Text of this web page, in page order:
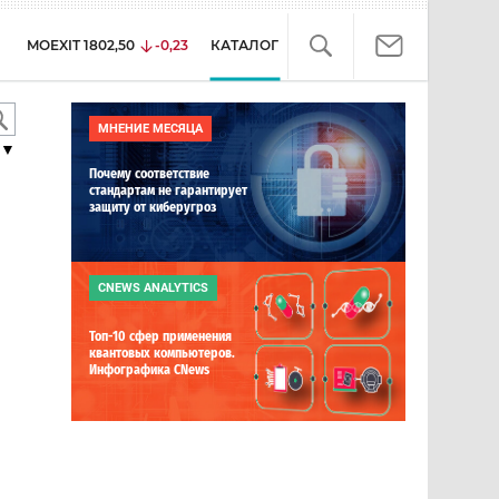
MOEXIT 1802,50 -0,23 КАТАЛОГ
МНЕНИЕ МЕСЯЦА
Почему соответствие
стандартам не гарантирует
защиту от киберугроз
CNEWS ANALYTICS
Топ-10 сфер применения
квантовых компьютеров.
Инфографика CNews